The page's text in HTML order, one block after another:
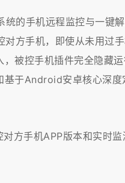
统的手机远程监控与一键
对方手机，即使从未用过
被控手机插件完全隐藏
于Android安卓核心深
方手机APP版本和实时